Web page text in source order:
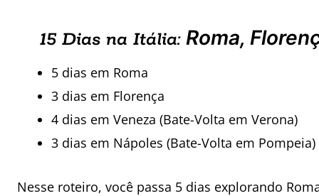
15 Dias na Itália: Roma,
5 dias em Roma
3 dias em Florença
4 dias em Veneza (Bate-Volta em Verona)
3 dias em Nápoles (Bate-Volta em Pompeia)
Nesse roteiro, você passa 5 dias explorando